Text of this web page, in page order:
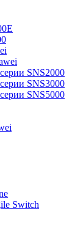
SNS2000
SNS3000
SNS5000
Switch